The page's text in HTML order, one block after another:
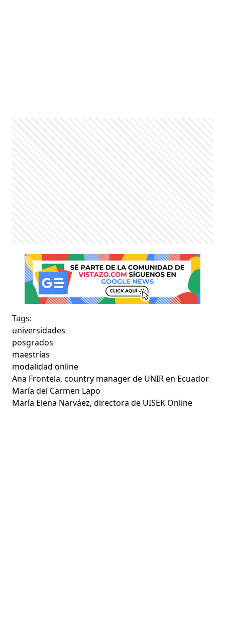
Tags:
universidades
posgrados
maestrías
modalidad online
Ana Frontela, country manager de UNIR en Ecuador
María del Carmen Lapo
María Elena Narváez, directora de UISEK Online